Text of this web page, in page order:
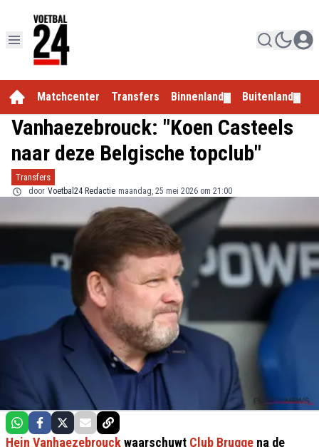
Matchcenter Transfers Binnenland Buitenland
Vanhaezebrouck: "Koen Casteels
naar deze Belgische topclub"
Transfers
door Voetbal24 Redactie maandag, 25 mei 2026 om 21:00
Hein Vanhaezebrouckwaarschuwt Club Brugge na de